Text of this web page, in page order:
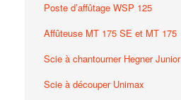
Poste d’affûtage WSP 125
Affûteuse MT 175 SE et MT 175
Scie à chantourner Hegner Junior
Scie à découper Unimax